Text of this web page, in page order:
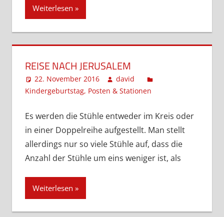
Weiterlesen
REISE NACH JERUSALEM
22. November 2016
david
Kindergeburtstag, Posten & Stationen
Es werden die Stühle entweder im Kreis oder
in einer Doppelreihe aufgestellt. Man stellt
allerdings nur so viele Stühle auf, dass die
Anzahl der Stühle um eins weniger ist, als
Weiterlesen